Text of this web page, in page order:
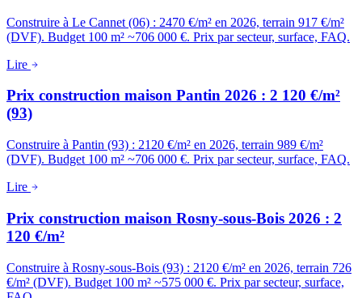
Construire à Le Cannet (06) : 2470 €/m² en 2026, terrain 917 €/m²
(DVF). Budget 100 m² ~706 000 €. Prix par secteur, surface, FAQ.
Lire
Prix construction maison Pantin 2026 : 2 120 €/m²
(93)
Construire à Pantin (93) : 2120 €/m² en 2026, terrain 989 €/m²
(DVF). Budget 100 m² ~706 000 €. Prix par secteur, surface, FAQ.
Lire
Prix construction maison Rosny-sous-Bois 2026 : 2
120 €/m²
Construire à Rosny-sous-Bois (93) : 2120 €/m² en 2026, terrain 726
€/m² (DVF). Budget 100 m² ~575 000 €. Prix par secteur, surface,